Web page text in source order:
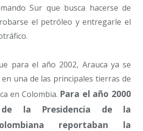
Sur que busca hacerse de
el petróleo y entregarle el
para el año 2002, Arauca ya se
una de las principales tierras de
en Colombia. Para el año 2000
de la Presidencia de la
reportaban la